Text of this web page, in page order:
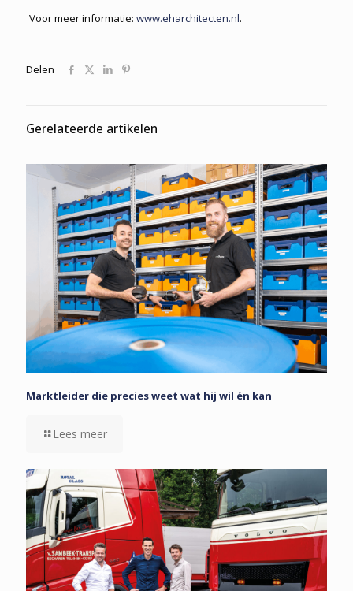
Voor meer informatie: www.eharchitecten.nl.
Delen
Gerelateerde artikelen
Marktleider die precies weet wat hij wil én kan
Lees meer